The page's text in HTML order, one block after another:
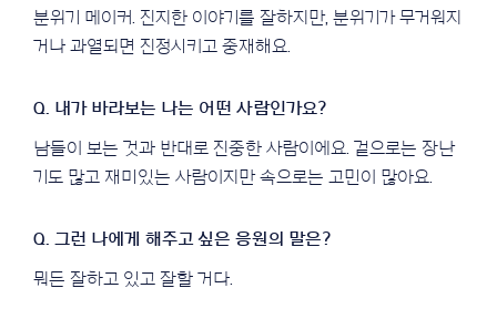
분위기 메이커. 진지한 이야기를 잘하지만, 분위기가 무거워지
거나 과열되면 진정시키고 중재해요.
남들이 보는 것과 반대로 진중한 사람이에요. 겉으로는 장난
기도 많고 재미있는 사람이지만 속으로는 고민이 많아요.
뭐든 잘하고 있고 잘할 거다.